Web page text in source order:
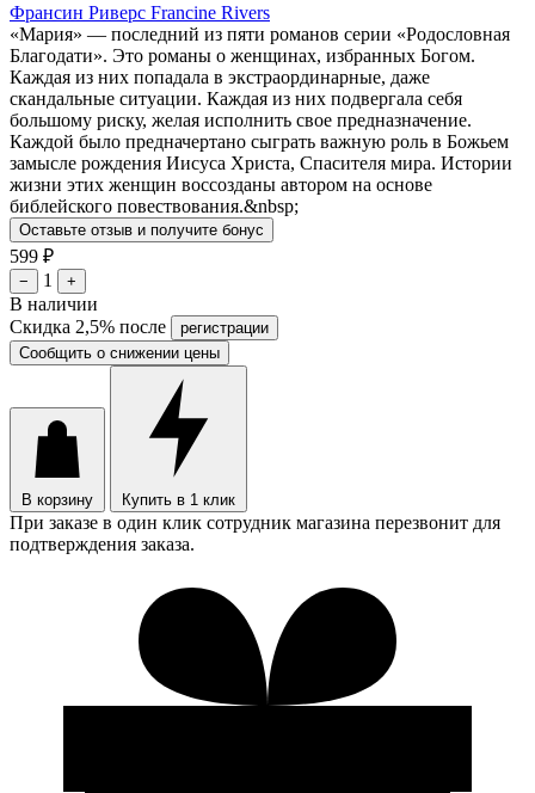
Франсин Риверс Francine Rivers
«Мария» — последний из пяти романов серии «Родословная
Благодати». Это романы о женщинах, избранных Богом.
Каждая из них попадала в экстраординарные, даже
скандальные ситуации. Каждая из них подвергала себя
большому риску, желая исполнить свое предназначение.
Каждой было предначертано сыграть важную роль в Божьем
замысле рождения Иисуса Христа, Спасителя мира. Истории
жизни этих женщин воссозданы автором на основе
библейского повествования.&nbsp;
Оставьте отзыв и получите бонус
599 ₽
− 1 +
В наличии
Скидка 2,5% после
регистрации
Сообщить о снижении цены
В корзину Купить в 1 клик
При заказе в один клик сотрудник магазина перезвонит для
подтверждения заказа.